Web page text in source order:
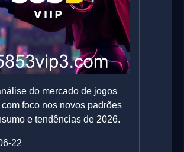
do mercado de jogos
foco nos novos padrões
e tendências de 2026.
22